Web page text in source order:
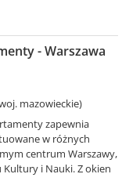
- Warszawa
mazowieckie)
zapewnia
w różnych
centrum Warszawy,
i Nauki. Z okien